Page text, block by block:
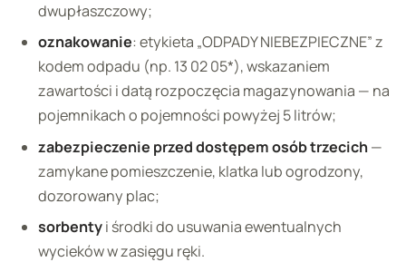
dwupłaszczowy;
oznakowanie: etykieta „ODPADY NIEBEZPIECZNE” z
kodem odpadu (np. 13 02 05*), wskazaniem
zawartości i datą rozpoczęcia magazynowania — na
pojemnikach o pojemności powyżej 5 litrów;
zabezpieczenie przed dostępem osób trzecich—
zamykane pomieszczenie, klatka lub ogrodzony,
dozorowany plac;
sorbentyi środki do usuwania ewentualnych
wycieków w zasięgu ręki.